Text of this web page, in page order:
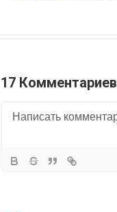
17 Комментариев